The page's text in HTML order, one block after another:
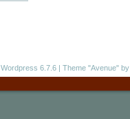
Wordpress 6.7.6 | Theme "Avenue"